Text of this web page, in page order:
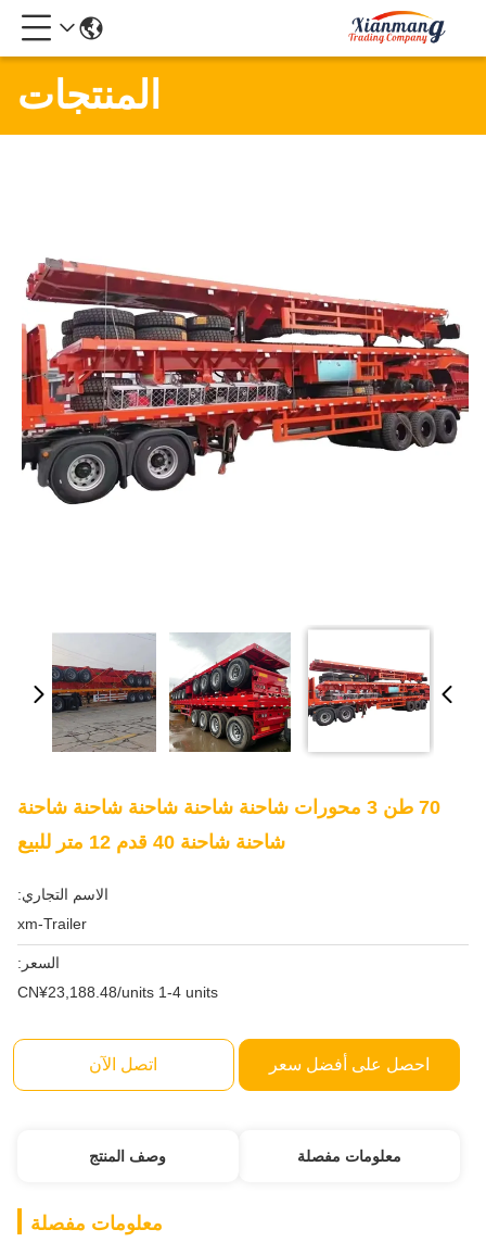
المنتجات
70 طن 3 محورات شاحنة شاحنة شاحنة شاحنة شاحنة
شاحنة شاحنة 40 قدم 12 متر للبيع
الاسم التجاري:
xm-Trailer
السعر:
CN¥23,188.48/units 1-4 units
احصل على أفضل سعر اتصل الآن
معلومات مفصلة وصف المنتج
معلومات مفصلة